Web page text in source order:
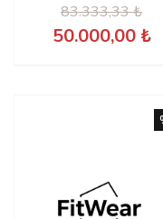
83.333,33 ₺
50.000,00 ₺